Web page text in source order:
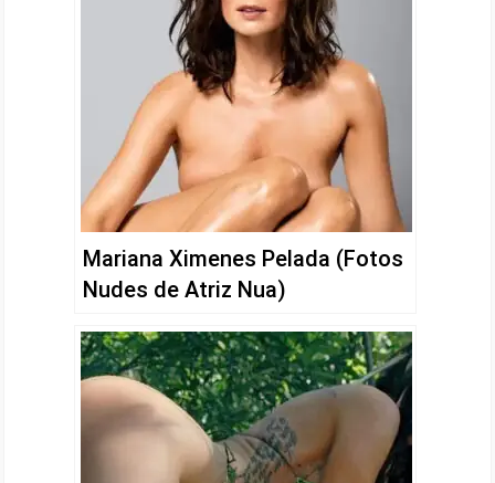
Mariana Ximenes Pelada (Fotos
Nudes de Atriz Nua)